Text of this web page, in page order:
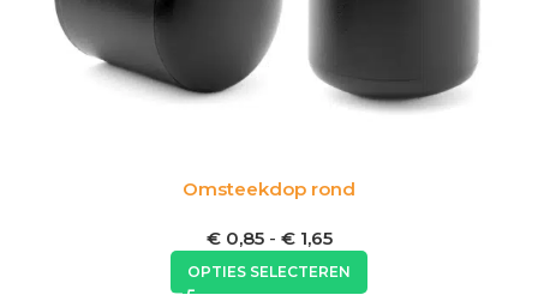
Omsteekdop rond
€0,85 - €1,65
OPTIES SELECTEREN